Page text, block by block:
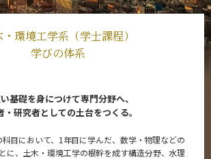
・環境工学系（学士課程）
学びの体系
基礎を身につけて専門分野へ、
・研究者としての土台をつくる。
目において、1年目に学んだ、数学・物理などの
に、土木・環境工学の根幹を成す構造分野、水理
について
大学院課程）